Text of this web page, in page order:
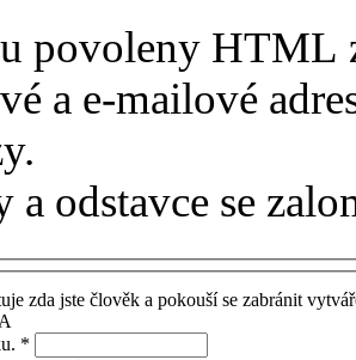
povoleny HTML
a e-mailové
a odstavce se
zda jste člověk a pokouší se zabránit
*